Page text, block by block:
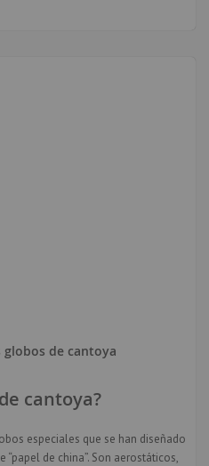
globos de cantoya
cantoya?
especiales que se han diseñado
de china”. Son aerostáticos,